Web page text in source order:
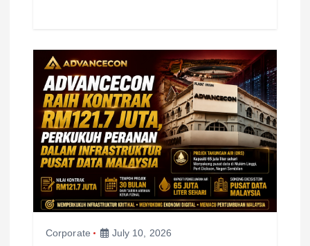
Corporate July 10, 2026